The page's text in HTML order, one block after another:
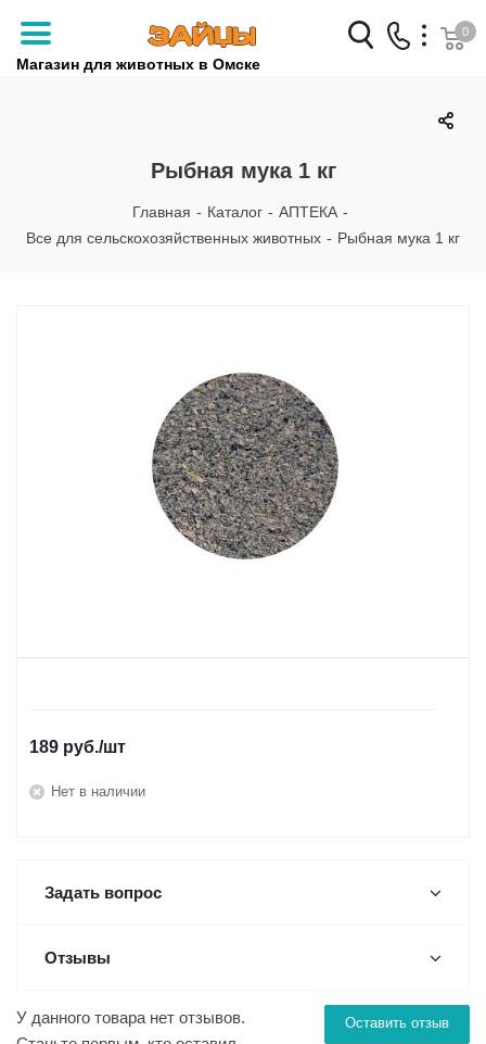
Магазин для животных в Омске
Заказать звонок
+7 (3812) 79-04-04
+7 (950) 959-88-32
0
Рыбная мука 1 кг
Главная - Каталог - АПТЕКА -
Все для сельскохозяйственных животных - Рыбная мука 1 кг
189 руб./шт
Нет в наличии
Задать вопрос
Отзывы
Оставить отзыв
У данного товара нет отзывов.